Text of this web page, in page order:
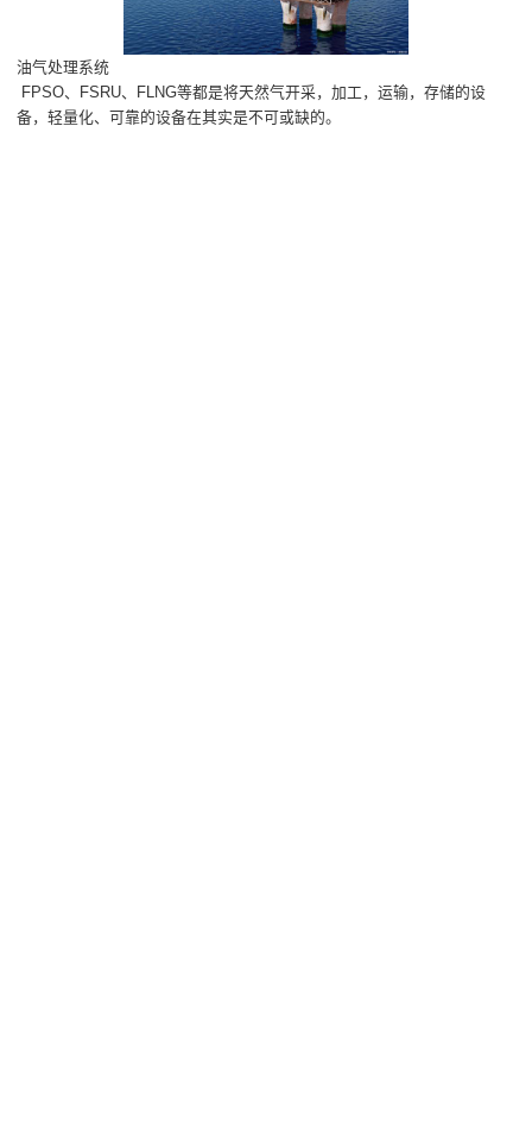
油气处理系统
FPSO、FSRU、FLNG等都是将天然气开采，加工，运输，存储的设
备，轻量化、可靠的设备在其实是不可或缺的。